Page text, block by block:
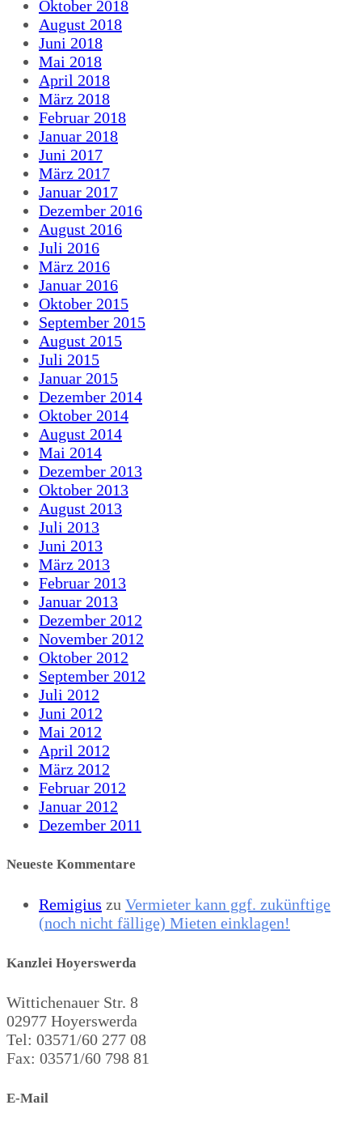
Oktober 2018
August 2018
Juni 2018
Mai 2018
April 2018
März 2018
Februar 2018
Januar 2018
Juni 2017
März 2017
Januar 2017
Dezember 2016
August 2016
Juli 2016
März 2016
Januar 2016
Oktober 2015
September 2015
August 2015
Juli 2015
Januar 2015
Dezember 2014
Oktober 2014
August 2014
Mai 2014
Dezember 2013
Oktober 2013
August 2013
Juli 2013
Juni 2013
März 2013
Februar 2013
Januar 2013
Dezember 2012
November 2012
Oktober 2012
September 2012
Juli 2012
Juni 2012
Mai 2012
April 2012
März 2012
Februar 2012
Januar 2012
Dezember 2011
Neueste Kommentare
Remigius zu Vermieter kann ggf. zukünftige
(noch nicht fällige) Mieten einklagen!
Kanzlei Hoyerswerda
Wittichenauer Str. 8
02977 Hoyerswerda
Tel: 03571/60 277 08
Fax: 03571/60 798 81
E-Mail